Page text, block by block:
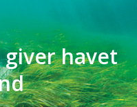
havet